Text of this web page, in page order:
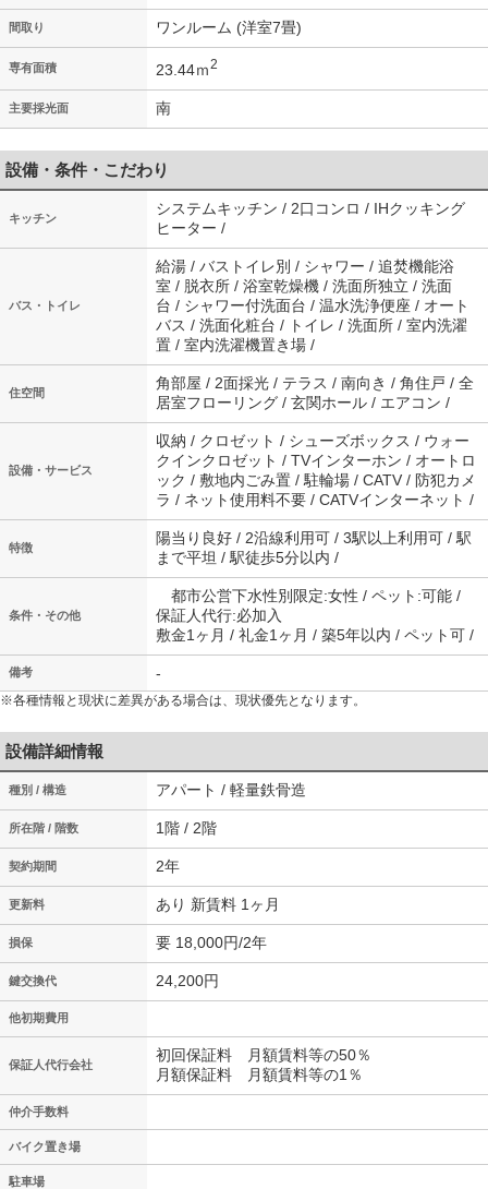
間取り ワンルーム (洋室7畳)
専有面積 23.44ｍ2
主要採光面 南
設備・条件・こだわり
キッチン
システムキッチン / 2口コンロ / IHクッキング
ヒーター /
バス・トイレ
給湯 / バストイレ別 / シャワー / 追焚機能浴
室 / 脱衣所 / 浴室乾燥機 / 洗面所独立 / 洗面
台 / シャワー付洗面台 / 温水洗浄便座 / オート
バス / 洗面化粧台 / トイレ / 洗面所 / 室内洗濯
置 / 室内洗濯機置き場 /
住空間
角部屋 / 2面採光 / テラス / 南向き / 角住戸 / 全
居室フローリング / 玄関ホール / エアコン /
設備・サービス
収納 / クロゼット / シューズボックス / ウォー
クインクロゼット / TVインターホン / オートロ
ック / 敷地内ごみ置 / 駐輪場 / CATV / 防犯カメ
ラ / ネット使用料不要 / CATVインターネット /
特徴
陽当り良好 / 2沿線利用可 / 3駅以上利用可 / 駅
まで平坦 / 駅徒歩5分以内 /
条件・その他
都市公営下水性別限定:女性 / ペット:可能 /
保証人代行:必加入
敷金1ヶ月 / 礼金1ヶ月 / 築5年以内 / ペット可 /
備考 -
※各種情報と現状に差異がある場合は、現状優先となります。
設備詳細情報
種別 / 構造 アパート / 軽量鉄骨造
所在階 / 階数 1階 / 2階
契約期間 2年
更新料 あり 新賃料 1ヶ月
損保 要 18,000円/2年
鍵交換代 24,200円
他初期費用
保証人代行会社
初回保証料 月額賃料等の50％
月額保証料 月額賃料等の1％
仲介手数料
バイク置き場
駐車場